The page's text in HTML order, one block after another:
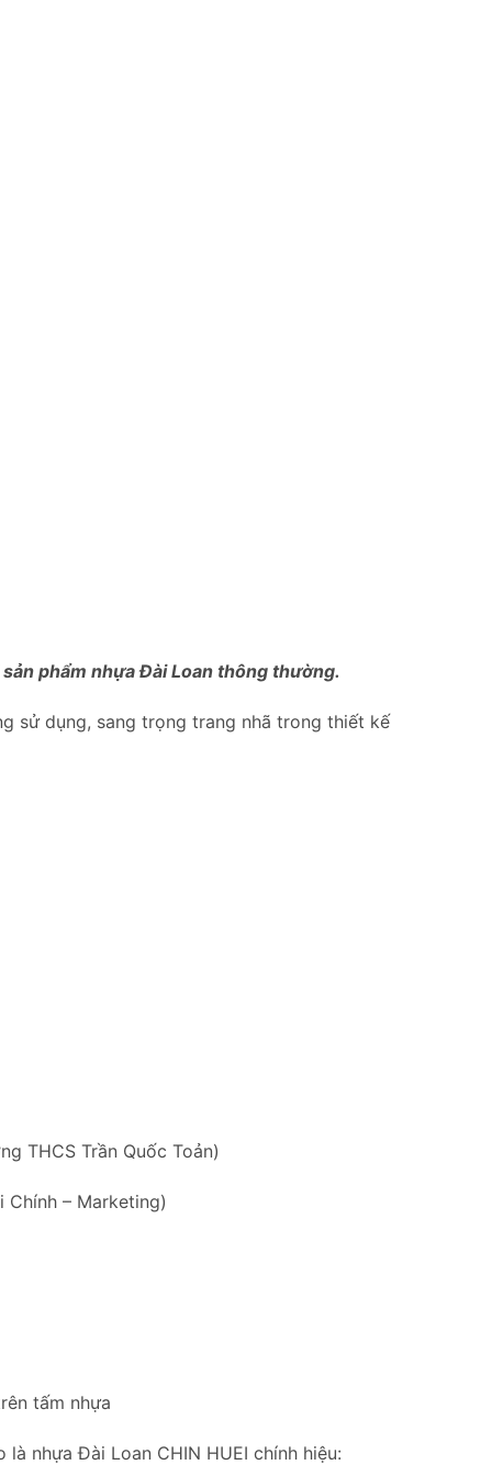
phẩm nhựa Đài Loan thông thường.
sử dụng, sang trọng trang nhã trong thiết kế
THCS Trần Quốc Toản)
Chính – Marketing)
tấm nhựa
nhựa Đài Loan CHIN HUEI chính hiệu: